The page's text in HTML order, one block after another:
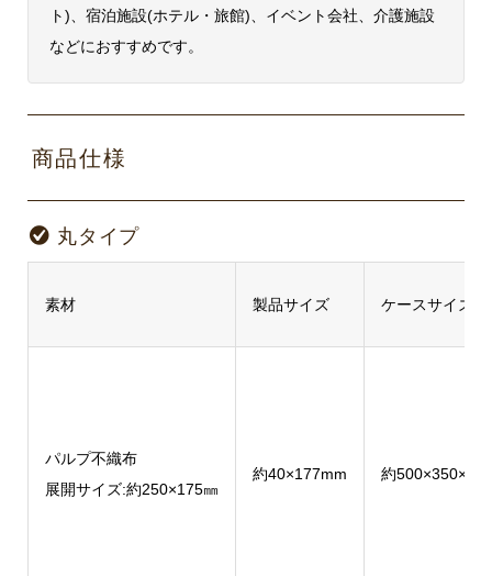
ト)、宿泊施設(ホテル・旅館)、イベント会社、介護施設
などにおすすめです。
商品仕様
丸タイプ
素材 製品サイズ ケースサイズ
パルプ不織布
展開サイズ:約250×175㎜
約40×177mm 約